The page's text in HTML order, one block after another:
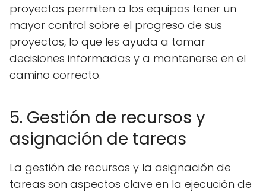
proyectos permiten a los equipos tener un
mayor control sobre el progreso de sus
proyectos, lo que les ayuda a tomar
decisiones informadas y a mantenerse en el
camino correcto.
5. Gestión de recursos y
asignación de tareas
La gestión de recursos y la asignación de
tareas son aspectos clave en la ejecución de